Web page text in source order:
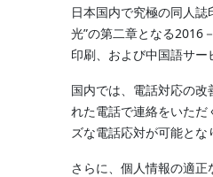
日本国内で究極の同人
光”の第二章となる2016
印刷、および中国語サー
国内では、電話対応の
れた電話で連絡をいた
ズな電話応対が可能とな
さらに、個人情報の適